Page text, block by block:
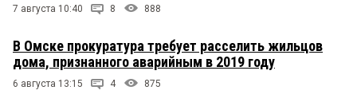
7 августа 10:40 8 888
В Омске прокуратура требует расселить жильцов
дома, признанного аварийным в 2019 году
6 августа 13:15 4 875